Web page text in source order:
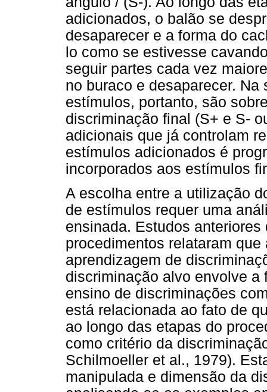
adicionados, o balão se
desaparecer e a forma do
lo como se estivesse
seguir partes cada vez
no buraco e desaparecer.
estímulos, portanto, são
discriminação final (S+ e S-
adicionais que já controlam
estímulos adicionados é
incorporados aos estímulos
A escolha entre a utilização
de estímulos requer uma
ensinada. Estudos
procedimentos relataram
aprendizagem de
discriminação alvo envolve
ensino de discriminações
está relacionada ao fato de
ao longo das etapas do
como critério da
Schilmoeller et al., 1979).
manipulada e dimensão da